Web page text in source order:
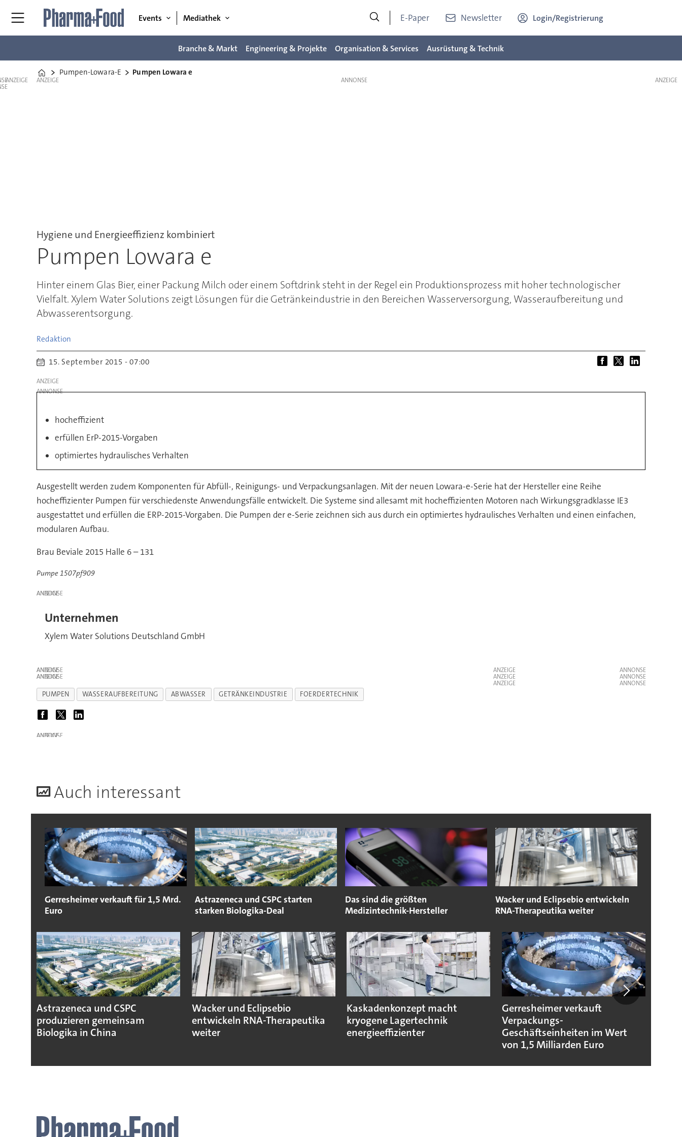
Events Mediathek E-Paper Newsletter Login/Registrierung
Branche & Markt Engineering & Projekte Organisation & Services Ausrüstung & Technik
Home
Pumpen-Lowara-E Pumpen Lowara e
ANZEIGE ANZEIGE
Hygiene und Energieeffizienz kombiniert
Pumpen Lowara e
Hinter einem Glas Bier, einer Packung Milch oder einem Softdrink steht in der Regel ein Produktionsprozess mit hoher technologischer
Vielfalt. Xylem Water Solutions zeigt Lösungen für die Getränkeindustrie in den Bereichen Wasserversorgung, Wasseraufbereitung und
Abwasserentsorgung.
Redaktion
15. September 2015 - 07:00
ANZEIGE
hocheffizient
erfüllen ErP-2015-Vorgaben
optimiertes hydraulisches Verhalten
Ausgestellt werden zudem Komponenten für Abfüll-, Reinigungs- und Verpackungsanlagen. Mit der neuen Lowara-e-Serie hat der Hersteller eine Reihe
hocheffizienter Pumpen für verschiedenste Anwendungsfälle entwickelt. Die Systeme sind allesamt mit hocheffizienten Motoren nach Wirkungsgradklasse IE3
ausgestattet und erfüllen die ERP-2015-Vorgaben. Die Pumpen der e-Serie zeichnen sich aus durch ein optimiertes hydraulisches Verhalten und einen einfachen,
modularen Aufbau.
Brau Beviale 2015 Halle 6 – 131
Pumpe 1507pf909
ANZEIGE
Unternehmen
Xylem Water Solutions Deutschland GmbH
ANZEIGE
ANZEIGE
ANZEIGE
ANZEIGE
ANZEIGE
PUMPEN WASSERAUFBEREITUNG ABWASSER GETRÄNKEINDUSTRIE FOERDERTECHNIK
ANZEIGE
Auch interessant
Gerresheimer verkauft für 1,5 Mrd.
Euro
Astrazeneca und CSPC starten
starken Biologika-Deal
Das sind die größten
Medizintechnik-Hersteller
Wacker und Eclipsebio entwickeln
RNA-Therapeutika weiter
Astrazeneca und CSPC
produzieren gemeinsam
Biologika in China
Wacker und Eclipsebio
entwickeln RNA-Therapeutika
weiter
Kaskadenkonzept macht
kryogene Lagertechnik
energieeffizienter
Gerresheimer verkauft
Verpackungs-
Geschäftseinheiten im Wert
von 1,5 Milliarden Euro
ANZEIGE